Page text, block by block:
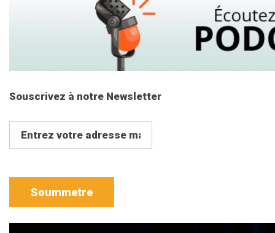
Souscrivez à notre Newsletter